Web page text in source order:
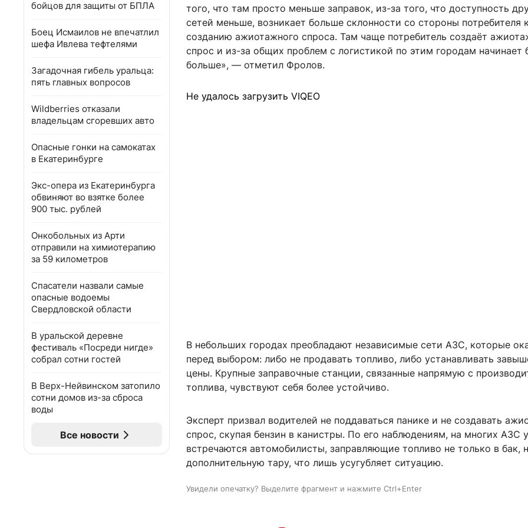
бойцов для защиты от БПЛА
Боец Исмаилов не впечатлил
шефа Ивлева тефтелями
Загадочная гибель уральца:
пять главных вопросов
Wildberries отказали
владельцам сгоревших авто
Опасные гонки на самокатах
в Екатеринбурге
Экс-опера из Екатеринбурга
обвиняют во взятке более
900 тыс. рублей
Онкобольных из Арти
отправили на химиотерапию
за 59 километров
Спасатели назвали самые
опасные водоемы
Свердловской области
В уральской деревне
фестиваль «Посреди нигде»
собрал сотни гостей
В Верх-Нейвинском затопило
сотни домов из-за сброса
воды
Все новости
того, что там просто меньше заправок, из-за того, что доступность
сетей меньше, возникает больше склонности со стороны потребителя к
созданию ажиотажного спроса. Там чаще потребитель создаёт
спрос и из-за общих проблем с логистикой по этим городам начинает
больше», — отметил Фролов.
Не удалось загрузить VIQEO
В небольших городах преобладают независимые сети АЗС, которые
перед выбором: либо не продавать топливо, либо устанавливать
цены. Крупные заправочные станции, связанные напрямую с
топлива, чувствуют себя более устойчиво.
Эксперт призвал водителей не поддаваться панике и не создавать
спрос, скупая бензин в канистры. По его наблюдениям, на многих АЗС
встречаются автомобилисты, заправляющие топливо не только в бак,
дополнительную тару, что лишь усугубляет ситуацию.
Увидели опечатку? Выделите фрагмент и нажмите Ctrl+Enter